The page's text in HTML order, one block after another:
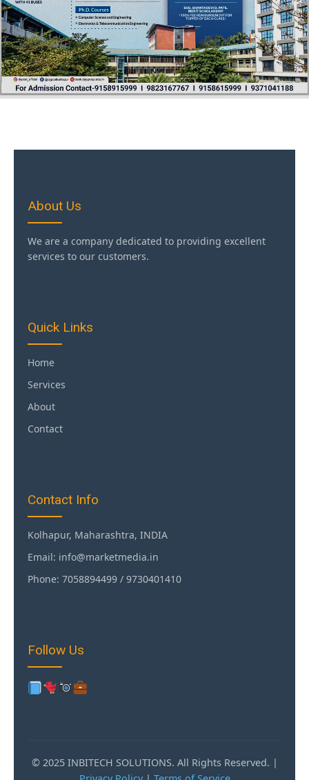
About Us
We are a company dedicated to providing excellent
services to our customers.
Quick Links
Home
Services
About
Contact
Contact Info
Kolhapur, Maharashtra, INDIA
Email: info@marketmedia.in
Phone: 7058894499 / 9730401410
Follow Us
© 2025 INBITECH SOLUTIONS. All Rights Reserved. |